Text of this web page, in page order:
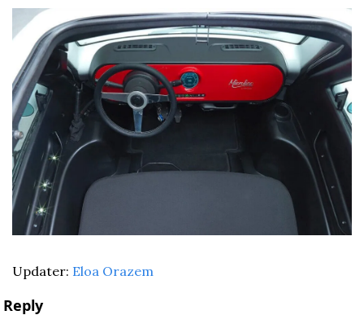
Updater: Eloa Orazem
Reply